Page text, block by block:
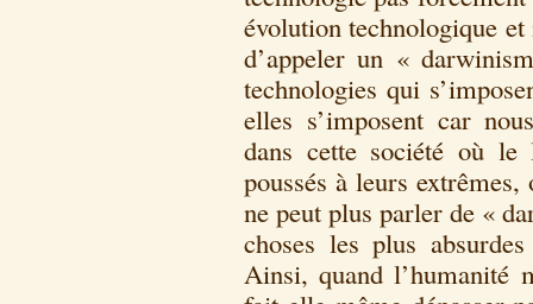
évolution technologique
d’appeler un «
technologies qui
elles s’imposent car
dans cette société où
poussés à leurs
ne peut plus parler de «
choses les plus
Ainsi, quand l’humanité